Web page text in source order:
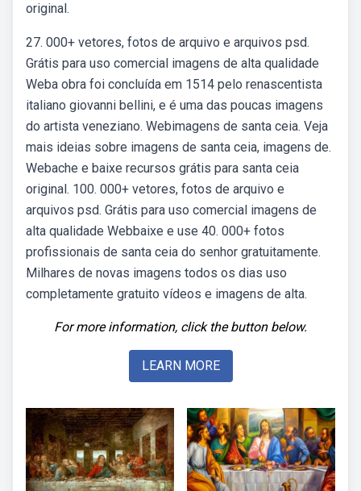
original.
27. 000+ vetores, fotos de arquivo e arquivos psd.
Grátis para uso comercial imagens de alta qualidade
Weba obra foi concluída em 1514 pelo renascentista
italiano giovanni bellini, e é uma das poucas imagens
do artista veneziano. Webimagens de santa ceia. Veja
mais ideias sobre imagens de santa ceia, imagens de.
Webache e baixe recursos grátis para santa ceia
original. 100. 000+ vetores, fotos de arquivo e
arquivos psd. Grátis para uso comercial imagens de
alta qualidade Webbaixe e use 40. 000+ fotos
profissionais de santa ceia do senhor gratuitamente.
Milhares de novas imagens todos os dias uso
completamente gratuito vídeos e imagens de alta.
For more information, click the button below.
LEARN MORE